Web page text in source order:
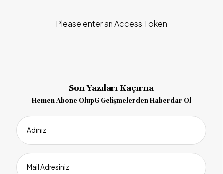
Please enter an Access Token
Son Yazıları Kaçırna
Hemen Abone OlupG Gelişmelerden Haberdar Ol
Adınız
Mail Adresiniz